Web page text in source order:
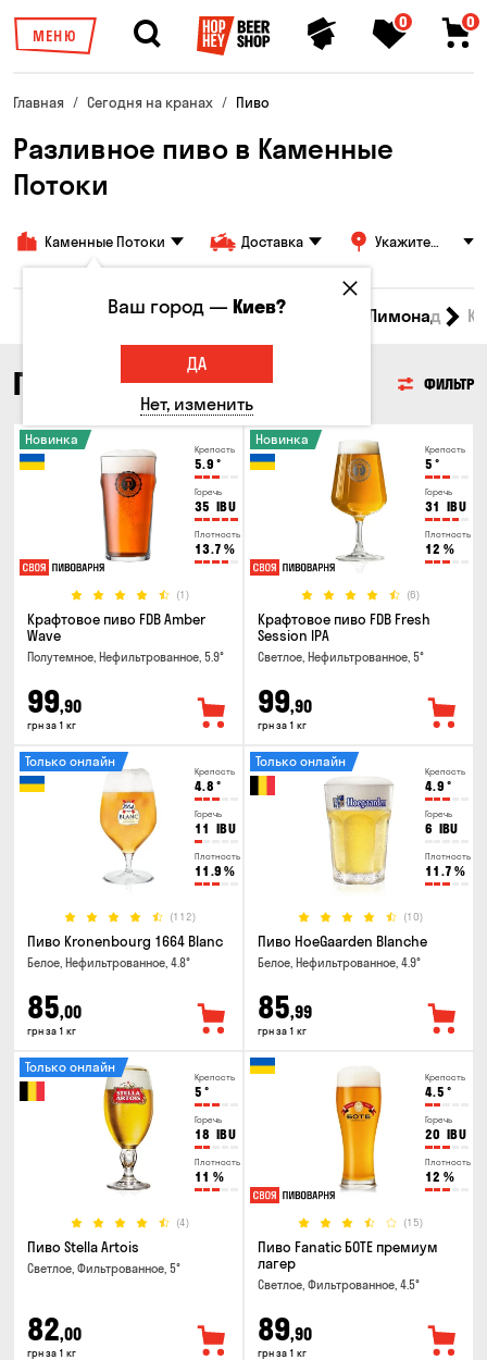
МЕНЮ
0 0
Главная Сегодня на кранах Пиво
Разливное пиво в Каменные
Потоки
Каменные Потоки Доставка
Укажите
Все товары Пиво Сидр Лимонад
ПИВО ФИЛЬТР
Крепость
5.9 °
Горечь
35 IBU
Плотность
13.7 %
(1)
Новинка
Крафтовое пиво FDB Amber
Wave
Полутемное, Нефильтрованное, 5.9°
99,90
грн за 1 кг
Крепость
5 °
Горечь
31 IBU
Плотность
12 %
(6)
Новинка
Крафтовое пиво FDB Fresh
Session IPA
Светлое, Нефильтрованное, 5°
99,90
грн за 1 кг
Крепость
4.8 °
Горечь
11 IBU
Плотность
11.9 %
(112)
Только онлайн
Пиво Kronenbourg 1664 Blanc
Белое, Нефильтрованное, 4.8°
85,00
грн за 1 кг
Крепость
4.9 °
Горечь
6 IBU
Плотность
11.7 %
(10)
Только онлайн
Пиво HoeGaarden Blanche
Белое, Нефильтрованное, 4.9°
85,99
грн за 1 кг
Крепость
5 °
Горечь
18 IBU
Плотность
11 %
(4)
Только онлайн
Пиво Stella Artois
Светлое, Фильтрованное, 5°
82,00
грн за 1 кг
Крепость
4.5 °
Горечь
20 IBU
Плотность
12 %
(15)
Пиво Fanatic БОТЕ премиум
лагер
Светлое, Фильтрованное, 4.5°
89,90
грн за 1 кг
Ваш город —Киев?
ДА
Нет, изменить